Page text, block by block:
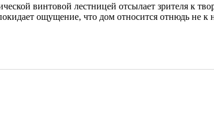
винтовой лестницей отсылает зрителя к
ощущение, что дом относится отнюдь